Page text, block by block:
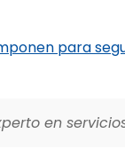
para
en